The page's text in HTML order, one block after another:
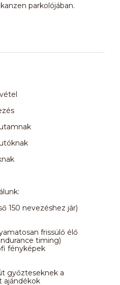
parkolójában.
150 nevezéshez jár)
frissülő élő
timing)
fényképek
győzteseknek a
ajándékok